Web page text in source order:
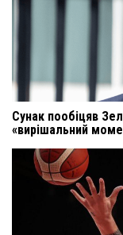
Сунак пообіцяв
«вирішальний